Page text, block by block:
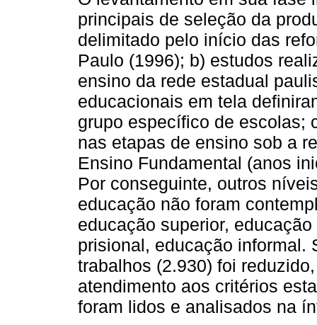
principais de seleção da
delimitado pelo início das
Paulo (1996); b) estudos
ensino da rede estadual
educacionais em tela
grupo específico de escolas;
nas etapas de ensino sob a
Ensino Fundamental (anos
Por conseguinte, outros
educação não foram
educação superior,
prisional, educação informal.
trabalhos (2.930) foi
atendimento aos critérios
foram lidos e analisados na